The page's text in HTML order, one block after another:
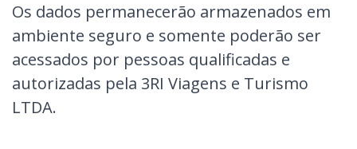
Os dados permanecerão armazenados em
ambiente seguro e somente poderão ser
acessados por pessoas qualificadas e
autorizadas pela 3RI Viagens e Turismo
LTDA.